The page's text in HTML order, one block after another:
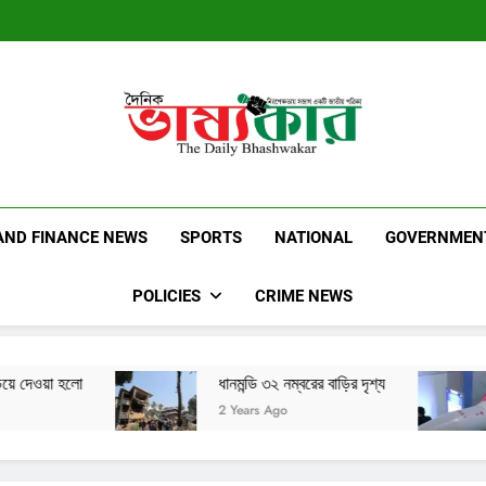
Dainik
FINANCE NEWS SPORTS NATIONAL
POLICIES CRIME NEWS
ধানমন্ডি ৩২ নম্বরের বাড়ির দৃশ্য
2 Years Ago
ইরান এর নতুন
2 Years Ago